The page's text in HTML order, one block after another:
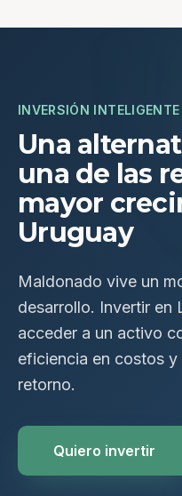
INVERSIÓN INTELIGENTE
Una
una de las
mayor
Uruguay
Maldonado vive un
desarrollo. Invertir en
acceder a un activo
eficiencia en costos
retorno.
Quiero invertir